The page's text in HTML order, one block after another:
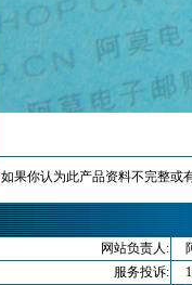
如果你认为此产品资料不完整或
网站负责人:
服务投诉: